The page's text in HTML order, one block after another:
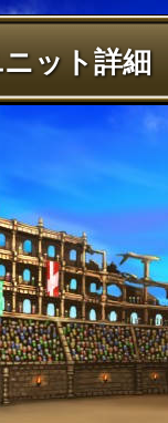
ット詳細